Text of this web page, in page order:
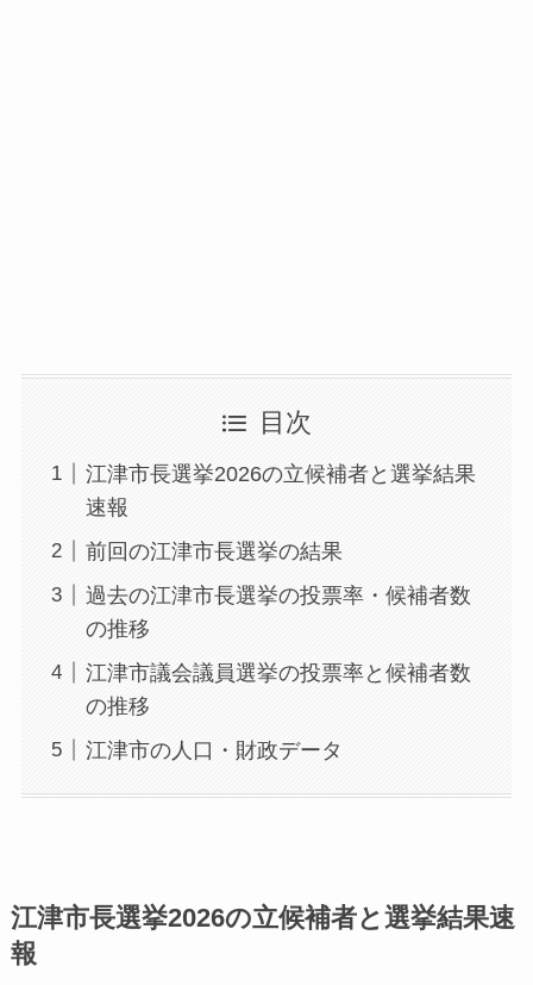
目次
江津市長選挙2026の立候補者と選挙結果
速報
前回の江津市長選挙の結果
過去の江津市長選挙の投票率・候補者数
の推移
江津市議会議員選挙の投票率と候補者数
の推移
江津市の人口・財政データ
江津市長選挙2026の立候補者と選挙結果速
報